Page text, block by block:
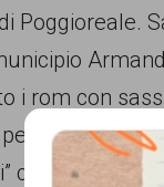
Poggioreale.
i rom con
se era
come ha